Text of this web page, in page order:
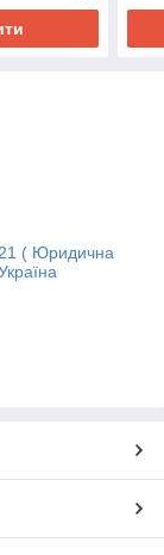
( Юридична